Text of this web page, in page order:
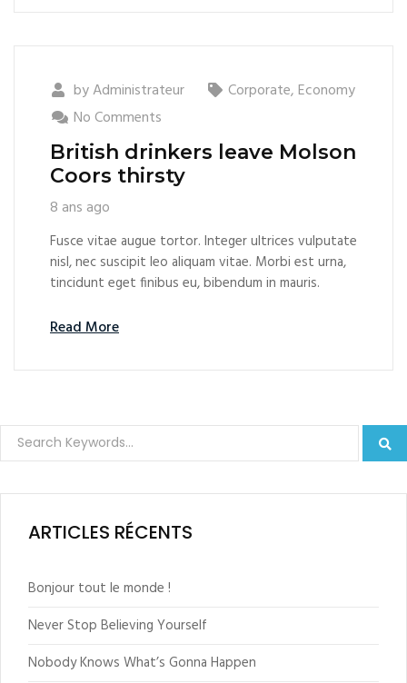
byAdministrateur Corporate,Economy
No Comments
British drinkers leave Molson
Coors thirsty
8 ans ago
Fusce vitae augue tortor. Integer ultrices vulputate
nisl, nec suscipit leo aliquam vitae. Morbi est urna,
tincidunt eget finibus eu, bibendum in mauris.
Read More
ARTICLES RÉCENTS
Bonjour tout le monde !
Never Stop Believing Yourself
Nobody Knows What’s Gonna Happen